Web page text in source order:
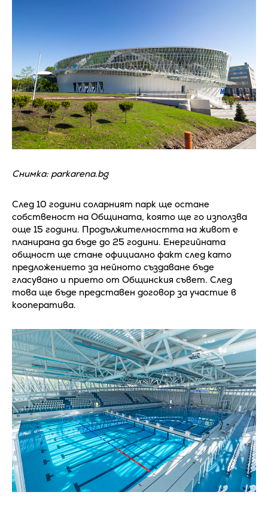
Снимка: parkarena.bg
След 10 години соларният парк ще остане
собственост на Общината, която ще го използва
още 15 години. Продължителността на живот е
планирана да бъде до 25 години. Енергийната
общност ще стане официално факт след като
предложението за нейното създаване бъде
гласувано и прието от Общинския съвет. След
това ще бъде представен договор за участие в
кооператива.